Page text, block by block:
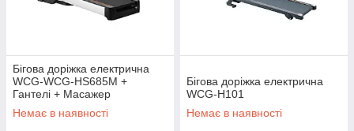
Бігова доріжка електрична
WCG-WCG-HS685M +
Гантелі + Масажер
Безкоштовна доставка
Немає в наявності
Бігова доріжка електрична
WCG-H101
Немає в наявності